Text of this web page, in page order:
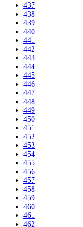
437
438
439
440
441
442
443
444
445
446
447
448
449
450
451
452
453
454
455
456
457
458
459
460
461
462